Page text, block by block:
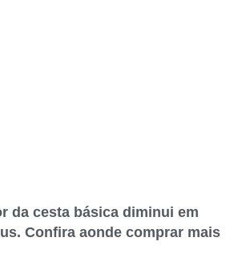
da cesta básica diminui em
Confira aonde comprar mais